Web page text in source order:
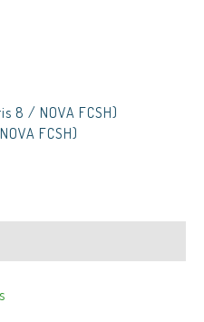
8 / NOVA FCSH)
FCSH)